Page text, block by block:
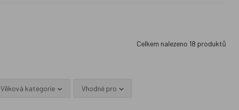
Celkem nalezeno 18 produktů
Věková kategorie Vhodné pro